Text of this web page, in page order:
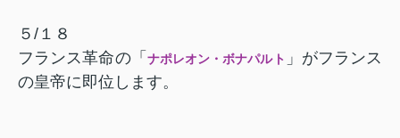
５/１８
フランス革命の「 ナポレオン・ボナパルト 」がフランス
の皇帝に即位します。